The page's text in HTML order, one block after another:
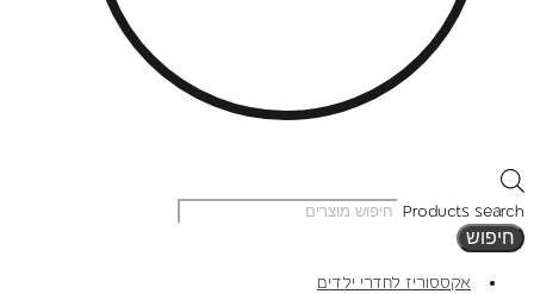
Products search
חיפוש
אקססוריז לחדרי ילדים